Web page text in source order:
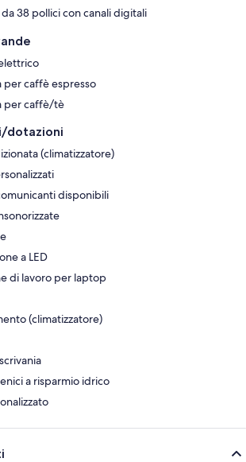
38 pollici con canali digitali
per caffè espresso
per caffè/tè
dotazioni
(climatizzatore)
disponibili
a LED
di lavoro per laptop
(climatizzatore)
a risparmio idrico